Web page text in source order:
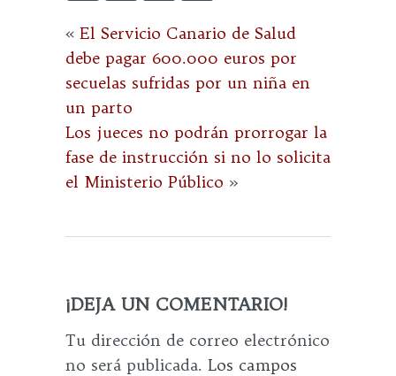
« El Servicio Canario de Salud
debe pagar 600.000 euros por
secuelas sufridas por un niña en
un parto
Los jueces no podrán prorrogar la
fase de instrucción si no lo solicita
el Ministerio Público »
¡DEJA UN COMENTARIO!
Tu dirección de correo electrónico
no será publicada. Los campos